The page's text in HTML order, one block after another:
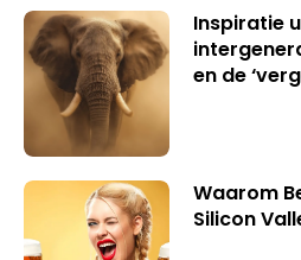
Inspiratie
en de
Waarom
Silicon